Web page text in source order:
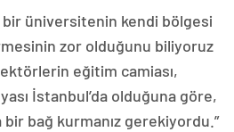
bir üniversitenin kendi bölgesi
zor olduğunu biliyoruz
eğitim camiası,
İstanbul’da olduğuna göre,
bağ kurmanız gerekiyordu.”